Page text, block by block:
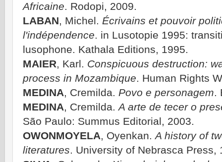
Africaine. Rodopi, 2009.
LABAN, Michel. Écrivains et pouvoir
l'indépendence. in Lusotopie 1995:
lusophone. Kathala Editions, 1995.
MAIER, Karl. Conspicuous destruction:
process in Mozambique. Human Rights
MEDINA, Cremilda. Povo e personagem.
MEDINA, Cremilda.A arte de tecer o
São Paulo: Summus Editorial, 2003.
OWONMOYELA, Oyenkan.A history of
literatures. University of Nebrasca Press,